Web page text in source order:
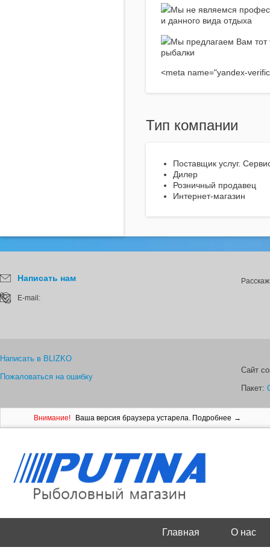
Мы не являемся
и данного вида отдыха
Мы предлагаем Вам тот
рыбалки
<meta name="yandex-
Тип компании
Поставщик услуг.
Дилер
Розничный продавец
Интернет-магазин
Написать нам
E-mail:
Написать в BLIZKO
Пожаловаться на ошибку
Сайт
Пакет:
Внимание! Ваша версия браузера устарела. Подробнее
Главная О нас